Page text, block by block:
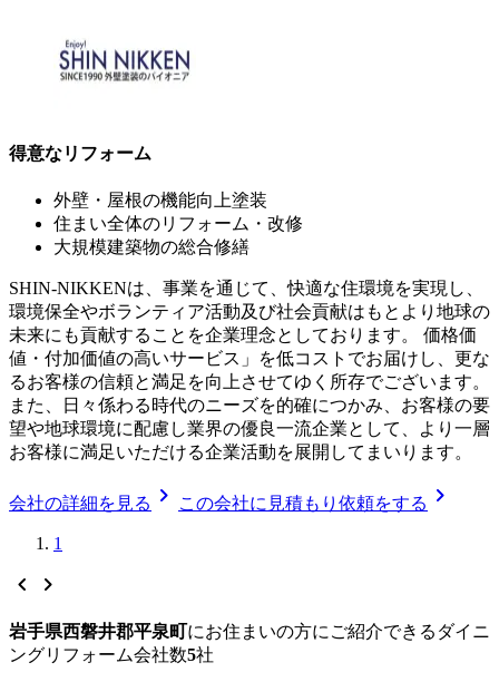
得意なリフォーム
外壁・屋根の機能向上塗装
住まい全体のリフォーム・改修
大規模建築物の総合修繕
SHIN-NIKKENは、事業を通じて、快適な住環境を実現し、
環境保全やボランティア活動及び社会貢献はもとより地球の
未来にも貢献することを企業理念としております。 価格価
値・付加価値の高いサービス」を低コストでお届けし、更な
るお客様の信頼と満足を向上させてゆく所存でございます。
また、日々係わる時代のニーズを的確につかみ、お客様の要
望や地球環境に配慮し業界の優良一流企業として、より一層
お客様に満足いただける企業活動を展開してまいります。
会社の詳細を見る chevron_right この会社に見積もり依頼をする chevron_right
1
chevron_left chevron_right
岩手県西磐井郡平泉町にお住まいの方にご紹介できる ダイニ
ングリフォーム会社数5社